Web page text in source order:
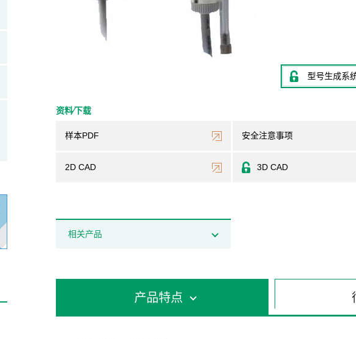
型号生成系
资料⁄下载
样本PDF 安全注意事项
2D CAD 3D CAD
相关产品
产品特点